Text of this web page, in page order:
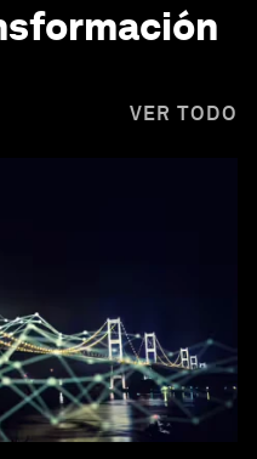
VER TODO